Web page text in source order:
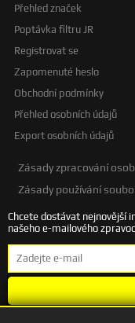
Přehled značek
Poptávka filtru JR
Registrovat se
Zapomenuté heslo
Obchodní podmínky
Přehled osobních údajů
Export osobních údajů
Zásady zpracování
Zásady používání
Chcete dostávat nejnovější
našeho e-mailového